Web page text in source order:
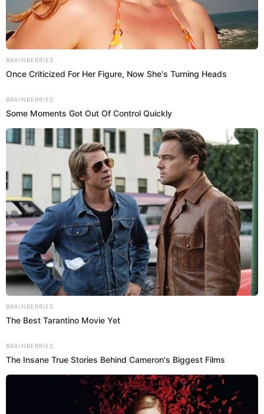
28 Ago 2021 | 17:13 h
Allison Pastor: Giannina Luján sobre Gisela
Valcárcel: “La vaca ya no se acuerda cuando fue
ternera”
La amiga de Allison Pastor, Giannina Luján, salió en defensa de la
pareja de Erick Elera y arremetió contra Gisela Valcárcel por